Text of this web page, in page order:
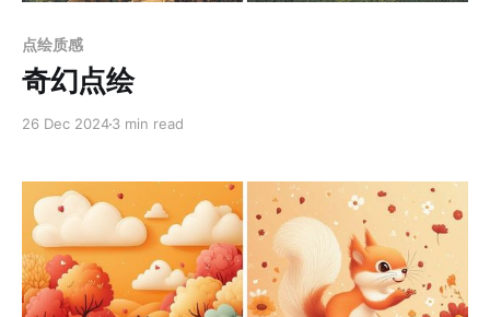
点绘质感
奇幻点绘
26 Dec 20243 min read